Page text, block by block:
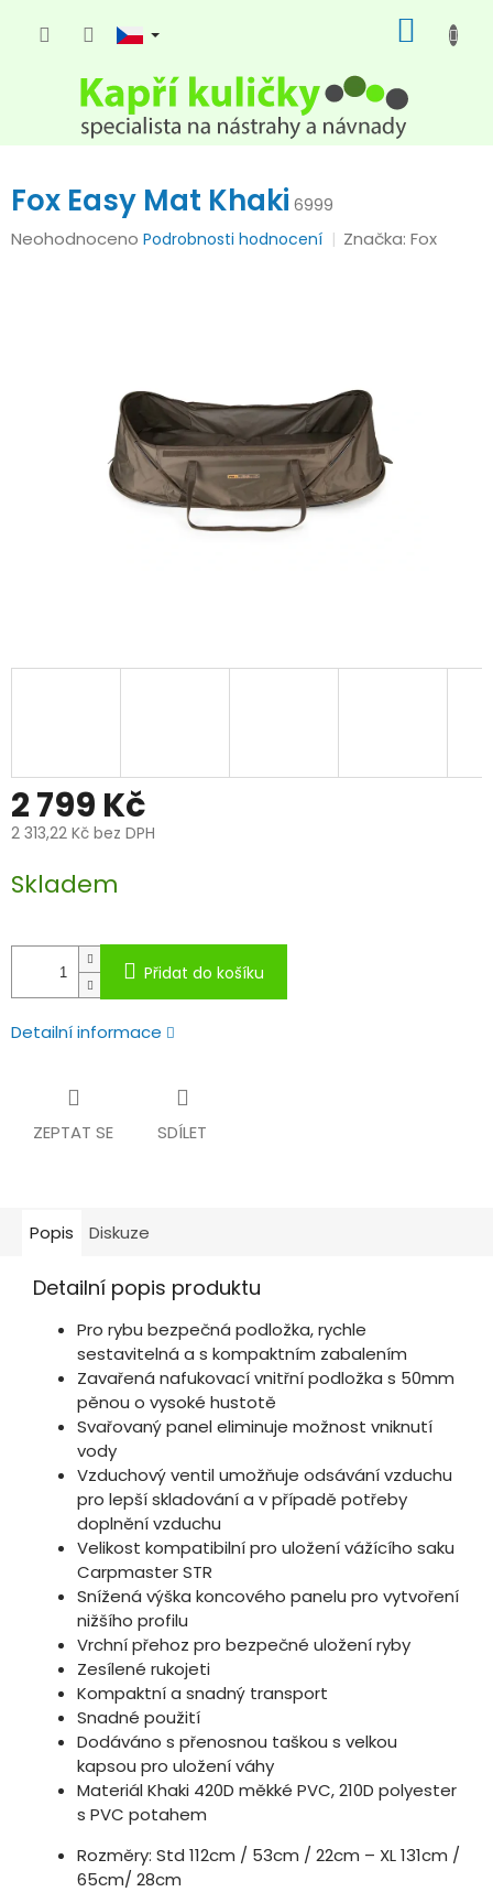
KOŠÍK
Fox Easy Mat Khaki 6999
Průměrné
Neohodnoceno Podrobnosti hodnocení Značka:Fox
2 799 Kč
2 313,22 Kč bez DPH
cena:
Skladem
Přidat do košíku
Detailní informace
ZEPTAT SE SDÍLET
Popis Diskuze
Detailní popis produktu
Pro rybu bezpečná podložka, rychle
sestavitelná a s kompaktním zabalením
Zavařená nafukovací vnitřní podložka s 50mm
pěnou o vysoké hustotě
Svařovaný panel eliminuje možnost vniknutí
vody
Vzduchový ventil umožňuje odsávání vzduchu
pro lepší skladování a v případě potřeby
doplnění vzduchu
Velikost kompatibilní pro uložení vážícího saku
Carpmaster STR
Snížená výška koncového panelu pro vytvoření
nižšího profilu
Vrchní přehoz pro bezpečné uložení ryby
Zesílené rukojeti
Kompaktní a snadný transport
Snadné použití
Dodáváno s přenosnou taškou s velkou
kapsou pro uložení váhy
Materiál Khaki 420D měkké PVC, 210D polyester
s PVC potahem
Rozměry: Std 112cm / 53cm / 22cm – XL 131cm /
65cm/ 28cm